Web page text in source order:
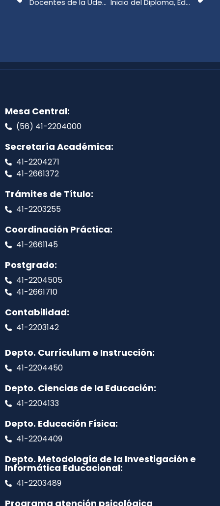
Docentes de la UdeC participaron en reunión de investigadores chilenos en España Inicio del Diploma, Educación y Migración
Mesa Central:
(56) 41-2204000
Secretaría Académica:
41-2204271
41-2661372
Trámites de Título:
41-2203255
Coordinación Práctica:
41-2661145
Postgrado:
41-2204505
41-2661710
Contabilidad:
41-2203142
Depto. Currículum e Instrucción:
41-2204450
Depto. Ciencias de la Educación:
41-2204133
Depto. Educación Física:
41-2204409
Depto. Metodología de la Investigación e
Informática Educacional:
41-2203489
Programa atención psicológica